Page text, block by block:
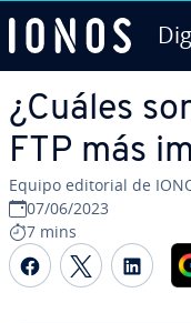
¿Cuáles
FTP más
Equipo editorial de
07/06/2023
7 mins
Compartir